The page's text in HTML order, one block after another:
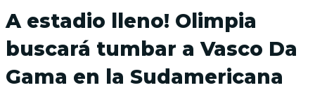
A estadio lleno! Olimpia
buscará tumbar a Vasco Da
Gama en la Sudamericana